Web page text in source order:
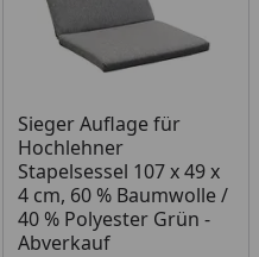
Sieger Auflage für
Hochlehner
Stapelsessel 107 x 49 x
4 cm, 60 % Baumwolle /
40 % Polyester Grün -
Abverkauf
Produkt am Lager